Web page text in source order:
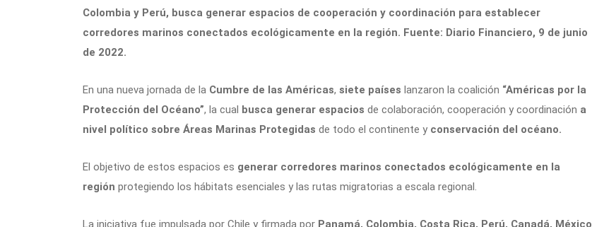
Colombia y Perú, busca generar espacios de cooperación y coordinación para establecer
corredores marinos conectados ecológicamente en la región. Fuente: Diario Financiero, 9 de junio
de 2022.
En una nueva jornada de la Cumbre de las Américas, siete países lanzaron la coalición “Américas por la
Protección del Océano”, la cual busca generar espacios de colaboración, cooperación y coordinación a
nivel político sobre Áreas Marinas Protegidas de todo el continente y conservación del océano.
El objetivo de estos espacios es generar corredores marinos conectados ecológicamente en la
región protegiendo los hábitats esenciales y las rutas migratorias a escala regional.
La iniciativa fue impulsada por Chile y firmada por Panamá, Colombia, Costa Rica, Perú, Canadá, México